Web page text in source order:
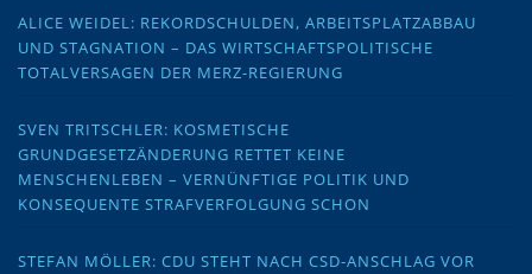
ALICE WEIDEL: REKORDSCHULDEN, ARBEITSPLATZABBAU
UND STAGNATION – DAS WIRTSCHAFTSPOLITISCHE
TOTALVERSAGEN DER MERZ-REGIERUNG
SVEN TRITSCHLER: KOSMETISCHE
GRUNDGESETZÄNDERUNG RETTET KEINE
MENSCHENLEBEN – VERNÜNFTIGE POLITIK UND
KONSEQUENTE STRAFVERFOLGUNG SCHON
STEFAN MÖLLER: CDU STEHT NACH CSD-ANSCHLAG VOR